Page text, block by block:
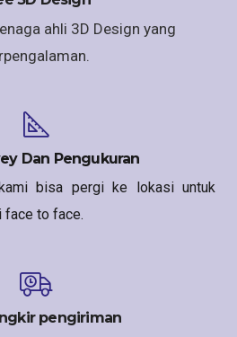
ahli 3D Design yang
Dan Pengukuran
bisa pergi ke lokasi untuk
face to face.
pengiriman